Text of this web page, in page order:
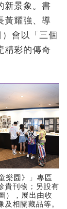
新景象。書
黃耀強、導
會以「三個
精彩的傳奇
樂園》」專區
貴刊物；另設有
），展出由收
相關藏品等。